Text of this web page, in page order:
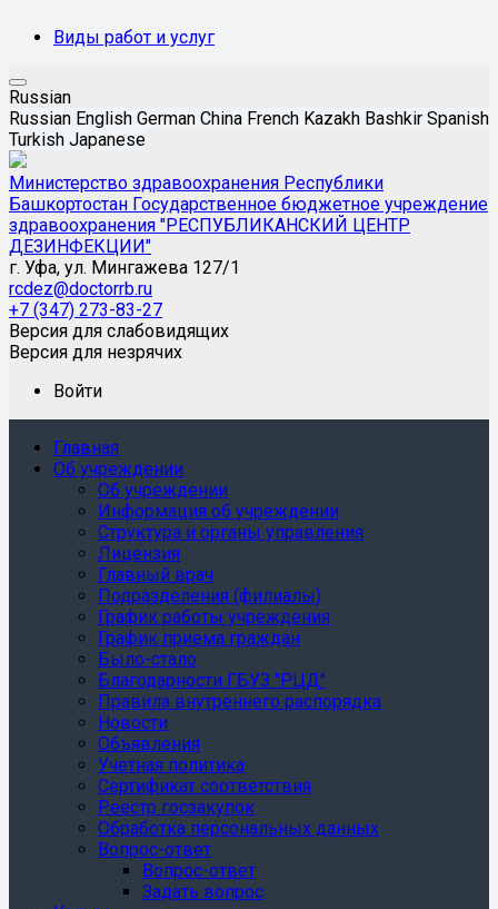
Виды работ и услуг
Russian
Russian English German China French Kazakh Bashkir Spanish
Turkish Japanese
Министерство здравоохранения Республики
Башкортостан Государственное бюджетное учреждение
здравоохранения "РЕСПУБЛИКАНСКИЙ ЦЕНТР
ДЕЗИНФЕКЦИИ"
г. Уфа, ул. Мингажева 127/1
rcdez@doctorrb.ru
+7 (347) 273-83-27
Версия для слабовидящих
Версия для незрячих
Войти
Главная
Об учреждении
Об учреждении
Информация об учреждении
Структура и органы управления
Лицензия
Главный врач
Подразделения (филиалы)
График работы учреждения
График приема граждан
Было-стало
Благодарности ГБУЗ "РЦД"
Правила внутреннего распорядка
Новости
Объявления
Учетная политика
Сертификат соответствия
Реестр госзакупок
Обработка персональных данных
Вопрос-ответ
Вопрос-ответ
Задать вопрос